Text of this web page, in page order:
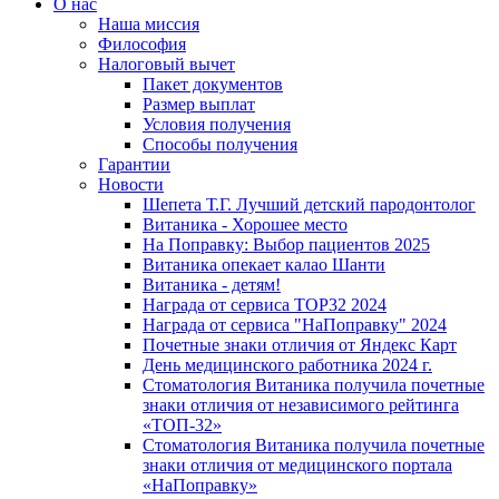
О нас
Наша миссия
Философия
Налоговый вычет
Пакет документов
Размер выплат
Условия получения
Способы получения
Гарантии
Новости
Шепета Т.Г. Лучший детский пародонтолог
Витаника - Хорошее место
На Поправку: Выбор пациентов 2025
Витаника опекает калао Шанти
Витаника - детям!
Награда от сервиса TOP32 2024
Награда от сервиса "НаПоправку" 2024
Почетные знаки отличия от Яндекс Карт
День медицинского работника 2024 г.
Стоматология Витаника получила почетные
знаки отличия от независимого рейтинга
«ТОП-32»
Стоматология Витаника получила почетные
знаки отличия от медицинского портала
«НаПоправку»